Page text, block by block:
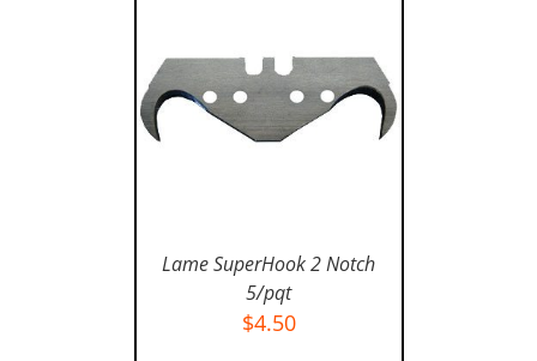
Lame SuperHook 2 Notch
5/pqt
$4.50